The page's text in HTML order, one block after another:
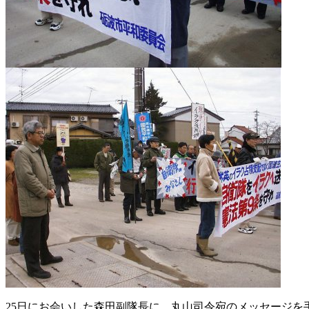
25日にお会いした森田副隊長に、丸山司令宛のメッセージを